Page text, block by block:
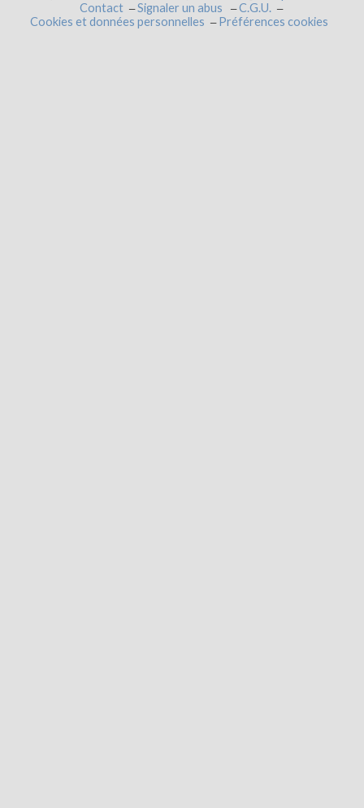
Contact
Signaler un abus
C.G.U.
Cookies et données personnelles
Préférences cookies